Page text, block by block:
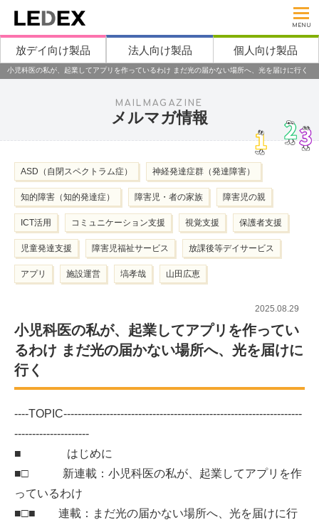
MENU
放デイ向け製品 法人向け製品 個人向け製品
小児科医の私が、起業してアプリを作っているわけ まだ光の届かない場所へ、光を届けに行く
MAILMAGAZINE
メルマガ情報
ASD（自閉スペクトラム症） 神経発達症群（発達障害）
知的障害（知的発達症） 障害児・者の家族 障害児の親
ICT活用 コミュニケーション支援 視覚支援 保護者支援
児童発達支援 障害児福祉サービス 放課後等デイサービス
アプリ 施設運営 塙孝哉 山田広恵
2025.08.29
小児科医の私が、起業してアプリを作ってい
るわけ まだ光の届かない場所へ、光を届けに
行く
----TOPIC-------------------------------------------------------------------
---------------------
■ はじめに
■□ 新連載：小児科医の私が、起業してアプリを作
っているわけ
■□■ 連載：まだ光の届かない場所へ、光を届けに行